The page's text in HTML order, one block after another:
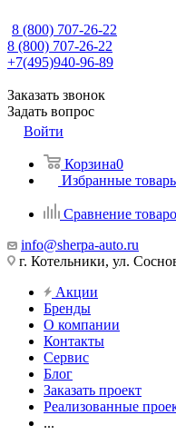
8 (800) 707-26-22
8 (800) 707-26-22
+7(495)940-96-89
Заказать звонок
Задать вопрос
Войти
Корзина0
Избранные
Сравнение
info@sherpa-auto.ru
г. Котельники, ул.
Акции
Бренды
О компании
Контакты
Сервис
Блог
Заказать проект
Реализованные
...